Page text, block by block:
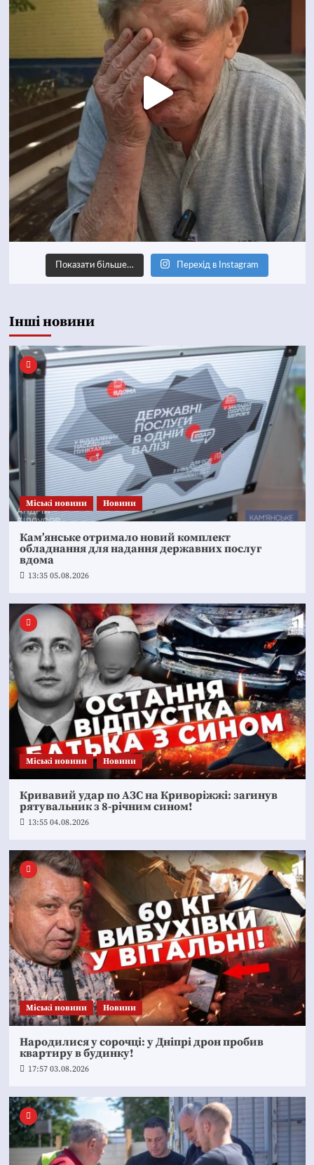
Показати більше… Перехід в Instagram
Інші новини
Mіські новини Новини
Кам’янське отримало новий комплект
обладнання для надання державних послуг
вдома
13:35 05.08.2026
Mіські новини Новини
Кривавий удар по АЗС на Криворіжжі: загинув
рятувальник з 8-річним сином!
13:55 04.08.2026
Mіські новини Новини
Народилися у сорочці: у Дніпрі дрон пробив
квартиру в будинку!
17:57 03.08.2026